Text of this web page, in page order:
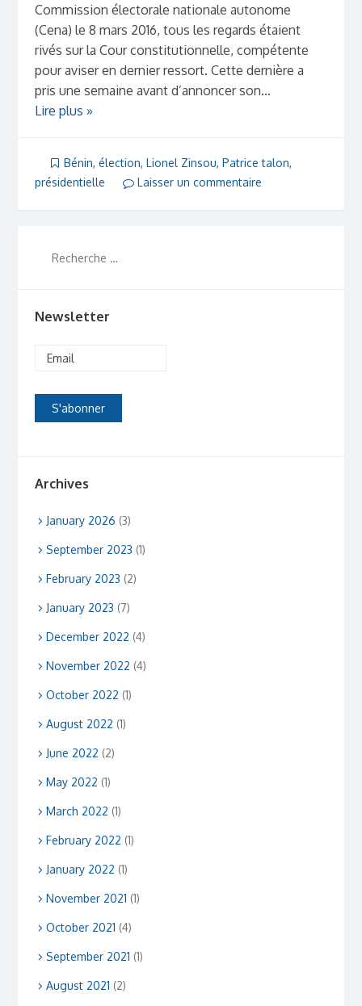
Commission électorale nationale autonome
(Cena) le 8 mars 2016, tous les regards étaient
rivés sur la Cour constitutionnelle, compétente
pour aviser en dernier ressort. Cette dernière a
pris une semaine avant d’annoncer son...
Lire plus »
Bénin, élection, Lionel Zinsou, Patrice talon,
présidentielle
Laisser un commentaire
Newsletter
Archives
January 2026 (3)
September 2023 (1)
February 2023 (2)
January 2023 (7)
December 2022 (4)
November 2022 (4)
October 2022 (1)
August 2022 (1)
June 2022 (2)
May 2022 (1)
March 2022 (1)
February 2022 (1)
January 2022 (1)
November 2021 (1)
October 2021 (4)
September 2021 (1)
August 2021 (2)